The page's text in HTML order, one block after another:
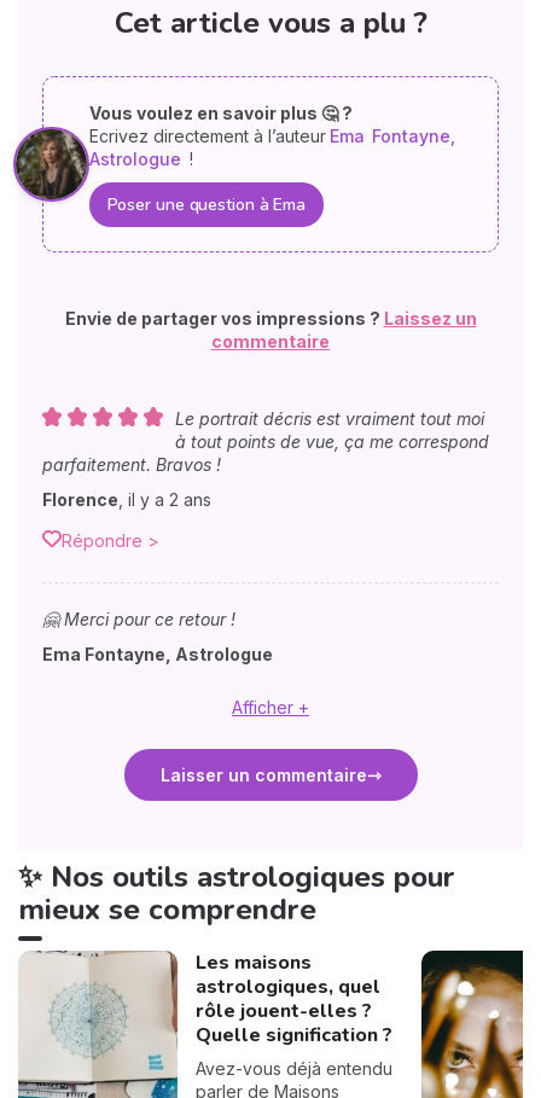
Cet article vous a plu ?
Vous voulez en savoir plus 🤔 ?
Ecrivez directement à l’auteur Ema Fontayne,
Astrologue !
Poser une question à Ema
Envie de partager vos impressions ? Laissez un
commentaire
Le portrait décris est vraiment tout moi
à tout points de vue, ça me correspond
parfaitement. Bravos !
Florence il y a 2 ans
Répondre >
🤗 Merci pour ce retour !
Ema Fontayne, Astrologue
Afficher +
Laisser un commentaire
✨ Nos outils astrologiques pour
mieux se comprendre
Les maisons
astrologiques, quel
rôle jouent-elles ?
Quelle signification ?
Avez-vous déjà entendu
parler de Maisons